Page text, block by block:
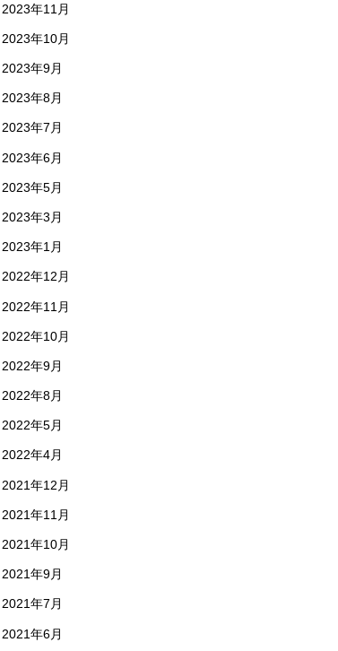
2023年11月
2023年10月
2023年9月
2023年8月
2023年7月
2023年6月
2023年5月
2023年3月
2023年1月
2022年12月
2022年11月
2022年10月
2022年9月
2022年8月
2022年5月
2022年4月
2021年12月
2021年11月
2021年10月
2021年9月
2021年7月
2021年6月